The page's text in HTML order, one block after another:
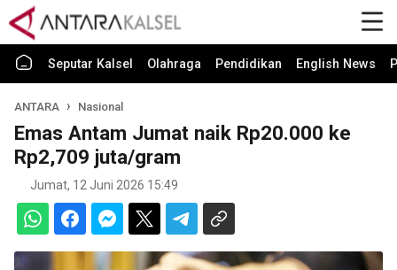
Seputar Kalsel Olahraga Pendidikan English News
ANTARA Nasional
Emas Antam Jumat naik Rp20.000 ke
Rp2,709 juta/gram
Jumat, 12 Juni 2026 15:49